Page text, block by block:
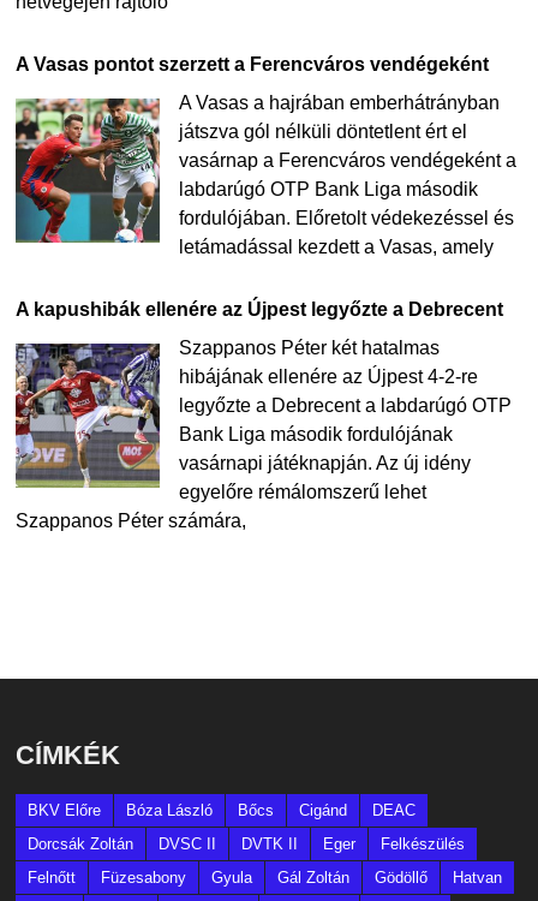
A Vasas pontot szerzett a Ferencváros vendégeként
A Vasas a hajrában emberhátrányban
játszva gól nélküli döntetlent ért el
vasárnap a Ferencváros vendégeként a
labdarúgó OTP Bank Liga második
fordulójában. Előretolt védekezéssel és
letámadással kezdett a Vasas, amely
A kapushibák ellenére az Újpest legyőzte a Debrecent
Szappanos Péter két hatalmas
hibájának ellenére az Újpest 4-2-re
legyőzte a Debrecent a labdarúgó OTP
Bank Liga második fordulójának
vasárnapi játéknapján. Az új idény
egyelőre rémálomszerű lehet
Szappanos Péter számára,
CÍMKÉK
BKV Előre Bóza László Bőcs Cigánd
DEAC
Dorcsák Zoltán
DVSC II DVTK II Eger
Felkészülés
Felnőtt
Füzesabony Gyula Gál Zoltán Gödöllő
Hatvan